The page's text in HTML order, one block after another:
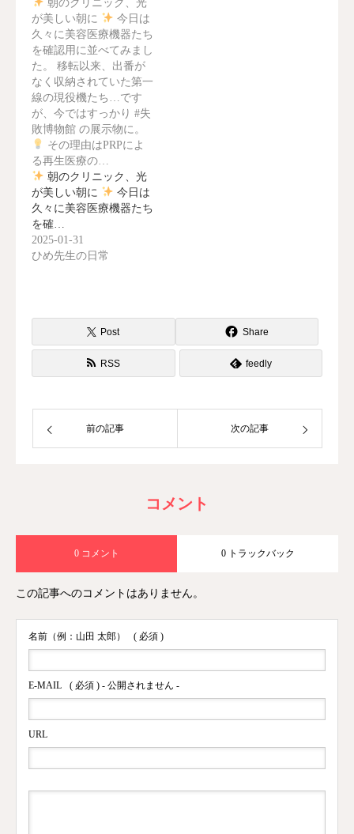
朝のクリニック、光
が美しい朝に
今日は
久々に美容医療機器たち
を確認用に並べてみまし
た。 移転以来、出番が
なく収納されていた第一
線の現役機たち…です
が、今ではすっかり #失
敗博物館 の展示物に。
その理由はPRPによ
る再生医療の…
朝のクリニック、光
が美しい朝に
今日は
久々に美容医療機器たち
を確…
2025-01-31
ひめ先生の日常
Post Share
RSS feedly
前の記事 次の記事
コメント
0 コメント 0 トラックバック
この記事へのコメントはありません。
名前（例：山田 太郎） ( 必須 )
E-MAIL ( 必須 ) - 公開されません -
URL